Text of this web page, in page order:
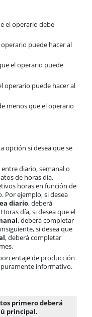
el operario debe
puede hacer al
el operario puede
operario puede hacer al
menos que el operario
opción si desea que se
entre diario, semanal o
de horas día,
horas en función de
Por ejemplo, si desea
diario, deberá
día, si desea que el
, deberá completar
si desea que
, deberá completar
de producción
informativo.
primero deberá
principal.